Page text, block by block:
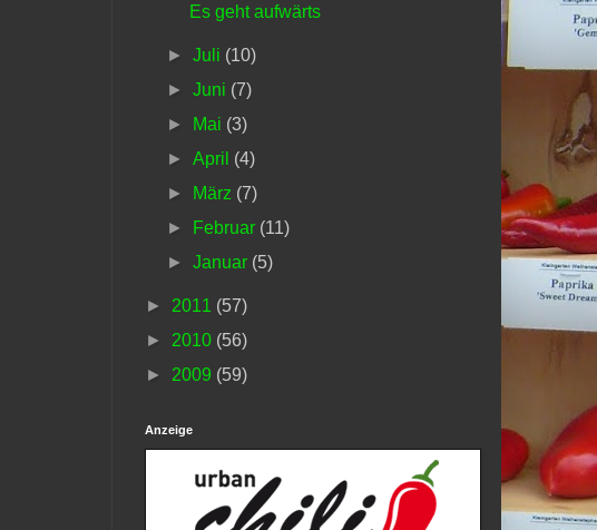
Es geht aufwärts
►Juli (10)
►Juni (7)
►
Mai (3)
►April (4)
►
März (7)
►
Februar (11)
►Januar (5)
► 2011 (57)
► 2010 (56)
► 2009 (59)
Anzeige